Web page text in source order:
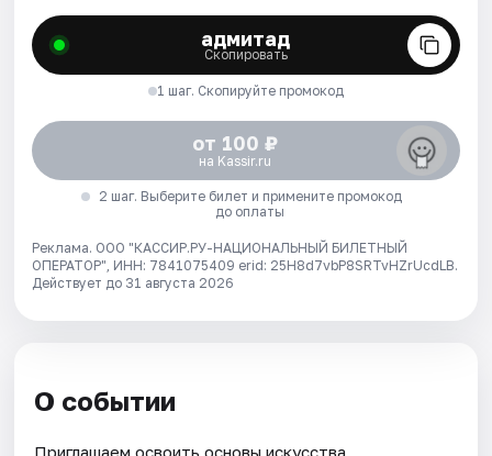
адмитад
Скопировать
1 шаг. Скопируйте промокод
от 100 ₽
на Kassir.ru
2 шаг. Выберите билет и примените промокод
до оплаты
Реклама. ООО "КАССИР.РУ-НАЦИОНАЛЬНЫЙ БИЛЕТНЫЙ
ОПЕРАТОР", ИНН: 7841075409 erid: 25H8d7vbP8SRTvHZrUcdLB.
Действует до 31 августа 2026
О событии
Приглашаем освоить основы искусства